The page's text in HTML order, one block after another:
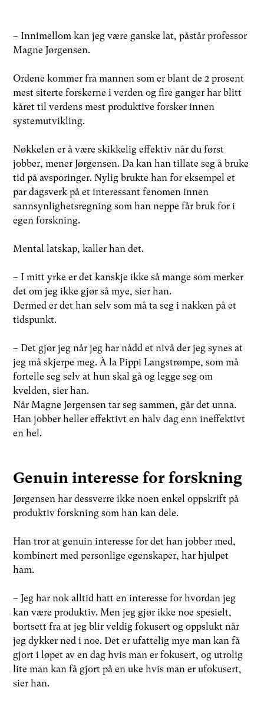
– Innimellom kan jeg være ganske lat, påstår professor
Magne Jørgensen.
Ordene kommer fra mannen som er blant de 2 prosent
mest siterte forskerne i verden og fire ganger har blitt
kåret til verdens mest produktive forsker innen
systemutvikling.
Nøkkelen er å være skikkelig effektiv når du først
jobber, mener Jørgensen. Da kan han tillate seg å bruke
tid på avsporinger. Nylig brukte han for eksempel et
par dagsverk på et interessant fenomen innen
sannsynlighetsregning som han neppe får bruk for i
egen forskning.
Mental latskap, kaller han det.
– I mitt yrke er det kanskje ikke så mange som merker
det om jeg ikke gjør så mye, sier han.
Dermed er det han selv som må ta seg i nakken på et
tidspunkt.
– Det gjør jeg når jeg har nådd et nivå der jeg synes at
jeg må skjerpe meg. À la Pippi Langstrømpe, som må
fortelle seg selv at hun skal gå og legge seg om
kvelden, sier han.
Når Magne Jørgensen tar seg sammen, går det unna.
Han jobber heller effektivt en halv dag enn ineffektivt
en hel.
Genuin interesse for forskning
Jørgensen har dessverre ikke noen enkel oppskrift på
produktiv forskning som han kan dele.
Han tror at genuin interesse for det han jobber med,
kombinert med personlige egenskaper, har hjulpet
ham.
– Jeg har nok alltid hatt en interesse for hvordan jeg
kan være produktiv. Men jeg gjør ikke noe spesielt,
bortsett fra at jeg blir veldig fokusert og oppslukt når
jeg dykker ned i noe. Det er ufattelig mye man kan få
gjort i løpet av en dag hvis man er fokusert, og utrolig
lite man kan få gjort på en uke hvis man er ufokusert,
sier han.